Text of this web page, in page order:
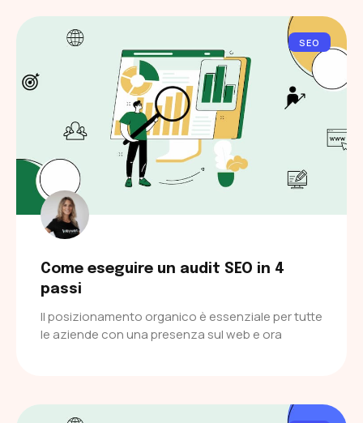
SEO
Come eseguire un audit SEO in 4
passi
Il posizionamento organico è essenziale per tutte
le aziende con una presenza sul web e ora